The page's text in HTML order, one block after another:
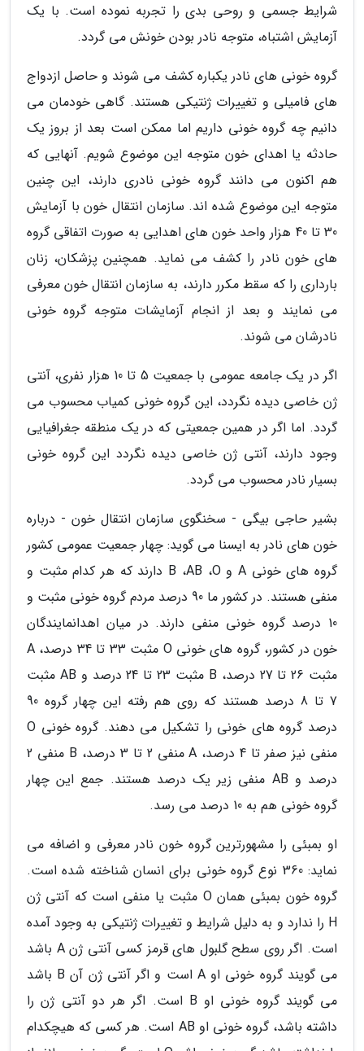
شرایط جسمی و روحی بدی را تجربه نموده است. با یک
آزمایش اشتباه، متوجه نادر بودن خونش می گردد.
گروه خونی های نادر یکباره کشف می شوند و حاصل ازدواج
های فامیلی و تغییرات ژنتیکی هستند. گاهی خودمان می
دانیم چه گروه خونی داریم اما ممکن است بعد از بروز یک
حادثه یا اهدای خون متوجه این موضوع شویم. آنهایی که
هم اکنون می دانند گروه خونی نادری دارند، این چنین
متوجه این موضوع شده اند. سازمان انتقال خون با آزمایش
30 تا 40 هزار واحد خون های اهدایی به صورت اتفاقی گروه
های خون نادر را کشف می نماید. همچنین پزشکان، زنان
بارداری را که سقط مکرر دارند، به سازمان انتقال خون معرفی
می نمایند و بعد از انجام آزمایشات متوجه گروه خونی
نادرشان می شوند.
اگر در یک جامعه عمومی با جمعیت 5 تا 10 هزار نفری، آنتی
ژن خاصی دیده نگردد، این گروه خونی کمیاب محسوب می
گردد. اما اگر در همین جمعیتی که در یک منطقه جغرافیایی
وجود دارند، آنتی ژن خاصی دیده نگردد این گروه خونی
بسیار نادر محسوب می گردد.
بشیر حاجی بیگی - سخنگوی سازمان انتقال خون - درباره
خون های نادر به ایسنا می گوید: چهار جمعیت عمومی کشور
گروه های خونی A و B ،AB ،O دارند که هر کدام مثبت و
منفی هستند. در کشور ما 90 درصد مردم گروه خونی مثبت و
10 درصد گروه خونی منفی دارند. در میان اهدانمایندگان
خون در کشور، گروه های خونی O مثبت 33 تا 34 درصد، A
مثبت 26 تا 27 درصد، B مثبت 23 تا 24 درصد و AB مثبت
7 تا 8 درصد هستند که روی هم رفته این چهار گروه 90
درصد گروه های خونی را تشکیل می دهند. گروه خونی O
منفی نیز صفر تا 4 درصد، A منفی 2 تا 3 درصد، B منفی 2
درصد و AB منفی زیر یک درصد هستند. جمع این چهار
گروه خونی هم به 10 درصد می رسد.
او بمبئی را مشهورترین گروه خون نادر معرفی و اضافه می
نماید: 360 نوع گروه خونی برای انسان شناخته شده است.
گروه خون بمبئی همان O مثبت یا منفی است که آنتی ژن
H را ندارد و به دلیل شرایط و تغییرات ژنتیکی به وجود آمده
است. اگر روی سطح گلبول های قرمز کسی آنتی ژن A باشد
می گویند گروه خونی او A است و اگر آنتی ژن آن B باشد
می گویند گروه خونی او B است. اگر هر دو آنتی ژن را
داشته باشد، گروه خونی او AB است. هر کسی که هیچکدام